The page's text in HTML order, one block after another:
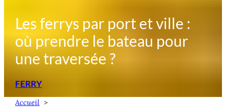
Les ferrys par port et ville :
où prendre le bateau pour
une traversée ?
FERRY
Accueil